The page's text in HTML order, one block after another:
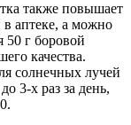
также повышает
аптеке, а можно
50 г боровой
качества.
солнечных лучей
3-х раз за день,